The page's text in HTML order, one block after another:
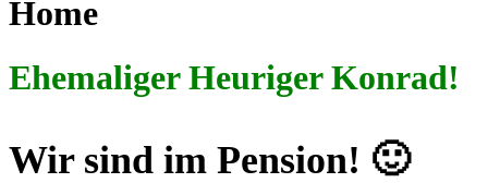
Home
Ehemaliger Heuriger Konrad!
Wir sind im Pension! 🙂